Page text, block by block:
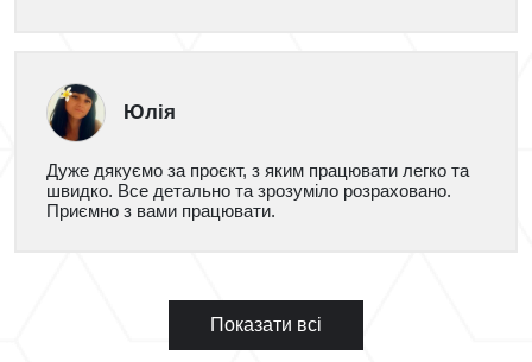
Юлія
Дуже дякуємо за проєкт, з яким працювати легко та
швидко. Все детально та зрозуміло розраховано.
Приємно з вами працювати.
Показати всі